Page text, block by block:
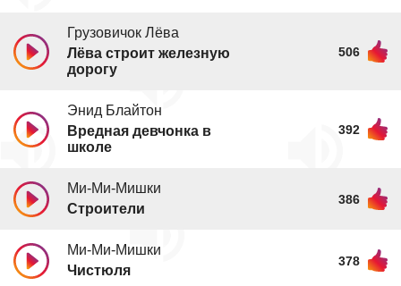
Грузовичок Лёва
Лёва строит железную
дорогу
506
Энид Блайтон
Вредная девчонка в
школе
392
Ми-Ми-Мишки
Строители
386
Ми-Ми-Мишки
Чистюля
378